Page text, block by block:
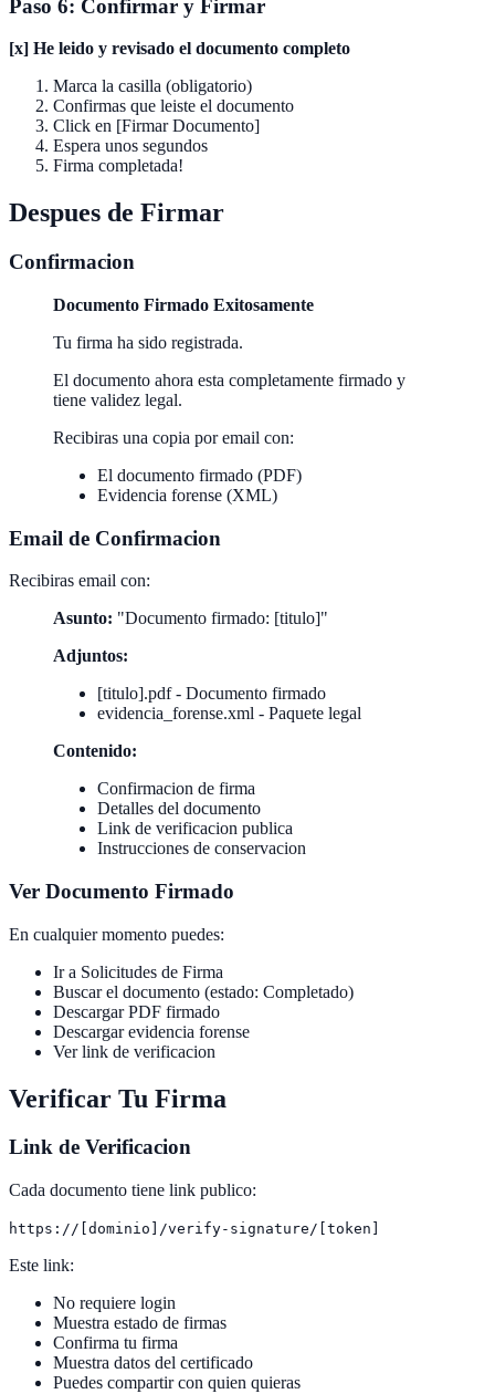
Paso 6: Confirmar y Firmar
[x] He leido y revisado el documento completo
Marca la casilla (obligatorio)
Confirmas que leiste el documento
Click en [Firmar Documento]
Espera unos segundos
Firma completada!
Despues de Firmar
Confirmacion
Documento Firmado Exitosamente
Tu firma ha sido registrada.
El documento ahora esta completamente firmado y
tiene validez legal.
Recibiras una copia por email con:
El documento firmado (PDF)
Evidencia forense (XML)
Email de Confirmacion
Recibiras email con:
Asunto: "Documento firmado: [titulo]"
Adjuntos:
[titulo].pdf - Documento firmado
evidencia_forense.xml - Paquete legal
Contenido:
Confirmacion de firma
Detalles del documento
Link de verificacion publica
Instrucciones de conservacion
Ver Documento Firmado
En cualquier momento puedes:
Ir a Solicitudes de Firma
Buscar el documento (estado: Completado)
Descargar PDF firmado
Descargar evidencia forense
Ver link de verificacion
Verificar Tu Firma
Link de Verificacion
Cada documento tiene link publico:
https://[dominio]/verify-signature/[token]
Este link:
No requiere login
Muestra estado de firmas
Confirma tu firma
Muestra datos del certificado
Puedes compartir con quien quieras